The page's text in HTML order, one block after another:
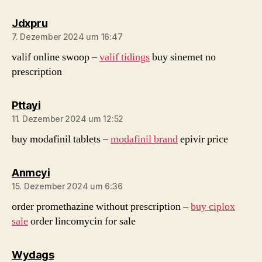
Jdxprusagt:
7. Dezember 2024 um 16:47
valif online swoop –valif tidingsbuy sinemet no
prescription
Pttayisagt:
11. Dezember 2024 um 12:52
buy modafinil tablets –modafinil brandepivir price
Anmcyisagt:
15. Dezember 2024 um 6:36
order promethazine without prescription –buy ciplox
saleorder lincomycin for sale
Wydagssagt: